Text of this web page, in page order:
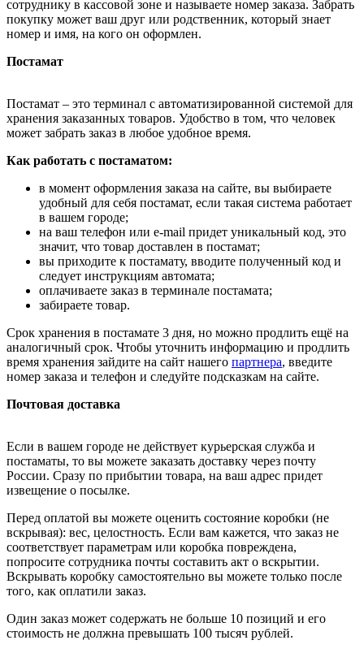
сотруднику в кассовой зоне и называете номер заказа. Забрать
покупку может ваш друг или родственник, который знает
номер и имя, на кого он оформлен.
Постамат
Постамат – это терминал с автоматизированной системой для
хранения заказанных товаров. Удобство в том, что человек
может забрать заказ в любое удобное время.
Как работать с постаматом:
в момент оформления заказа на сайте, вы выбираете
удобный для себя постамат, если такая система работает
в вашем городе;
на ваш телефон или e-mail придет уникальный код, это
значит, что товар доставлен в постамат;
вы приходите к постамату, вводите полученный код и
следует инструкциям автомата;
оплачиваете заказ в терминале постамата;
забираете товар.
Срок хранения в постамате 3 дня, но можно продлить ещё на
аналогичный срок. Чтобы уточнить информацию и продлить
время хранения зайдите на сайт нашего партнера, введите
номер заказа и телефон и следуйте подсказкам на сайте.
Почтовая доставка
Если в вашем городе не действует курьерская служба и
постаматы, то вы можете заказать доставку через почту
России. Сразу по прибытии товара, на ваш адрес придет
извещение о посылке.
Перед оплатой вы можете оценить состояние коробки (не
вскрывая): вес, целостность. Если вам кажется, что заказ не
соответствует параметрам или коробка повреждена,
попросите сотрудника почты составить акт о вскрытии.
Вскрывать коробку самостоятельно вы можете только после
того, как оплатили заказ.
Один заказ может содержать не больше 10 позиций и его
стоимость не должна превышать 100 тысяч рублей.